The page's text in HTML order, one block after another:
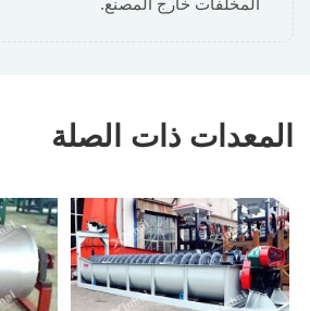
المخلفات خارج المصنع.
المعدات ذات الصلة